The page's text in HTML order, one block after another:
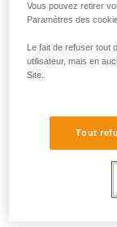
La visière VIZIR
risques de
casques
grâce au
Elle bénéﬁcie
Vous pouvez retirer
Paramètres des
Le fait de refuser
utilisateur, mais en
Site.
Tout